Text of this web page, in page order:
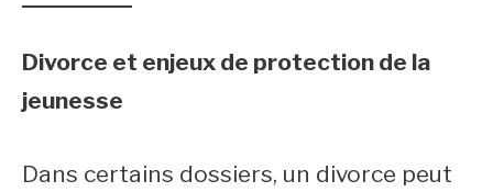
Divorce et enjeux de protection de la
jeunesse
Dans certains dossiers, un divorce peut